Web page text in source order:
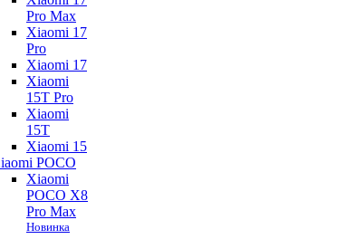
Pro Max
Xiaomi 17
Pro
Xiaomi 17
Xiaomi
15T Pro
Xiaomi
15T
Xiaomi 15
POCO
Xiaomi
POCO X8
Pro Max
Новинка